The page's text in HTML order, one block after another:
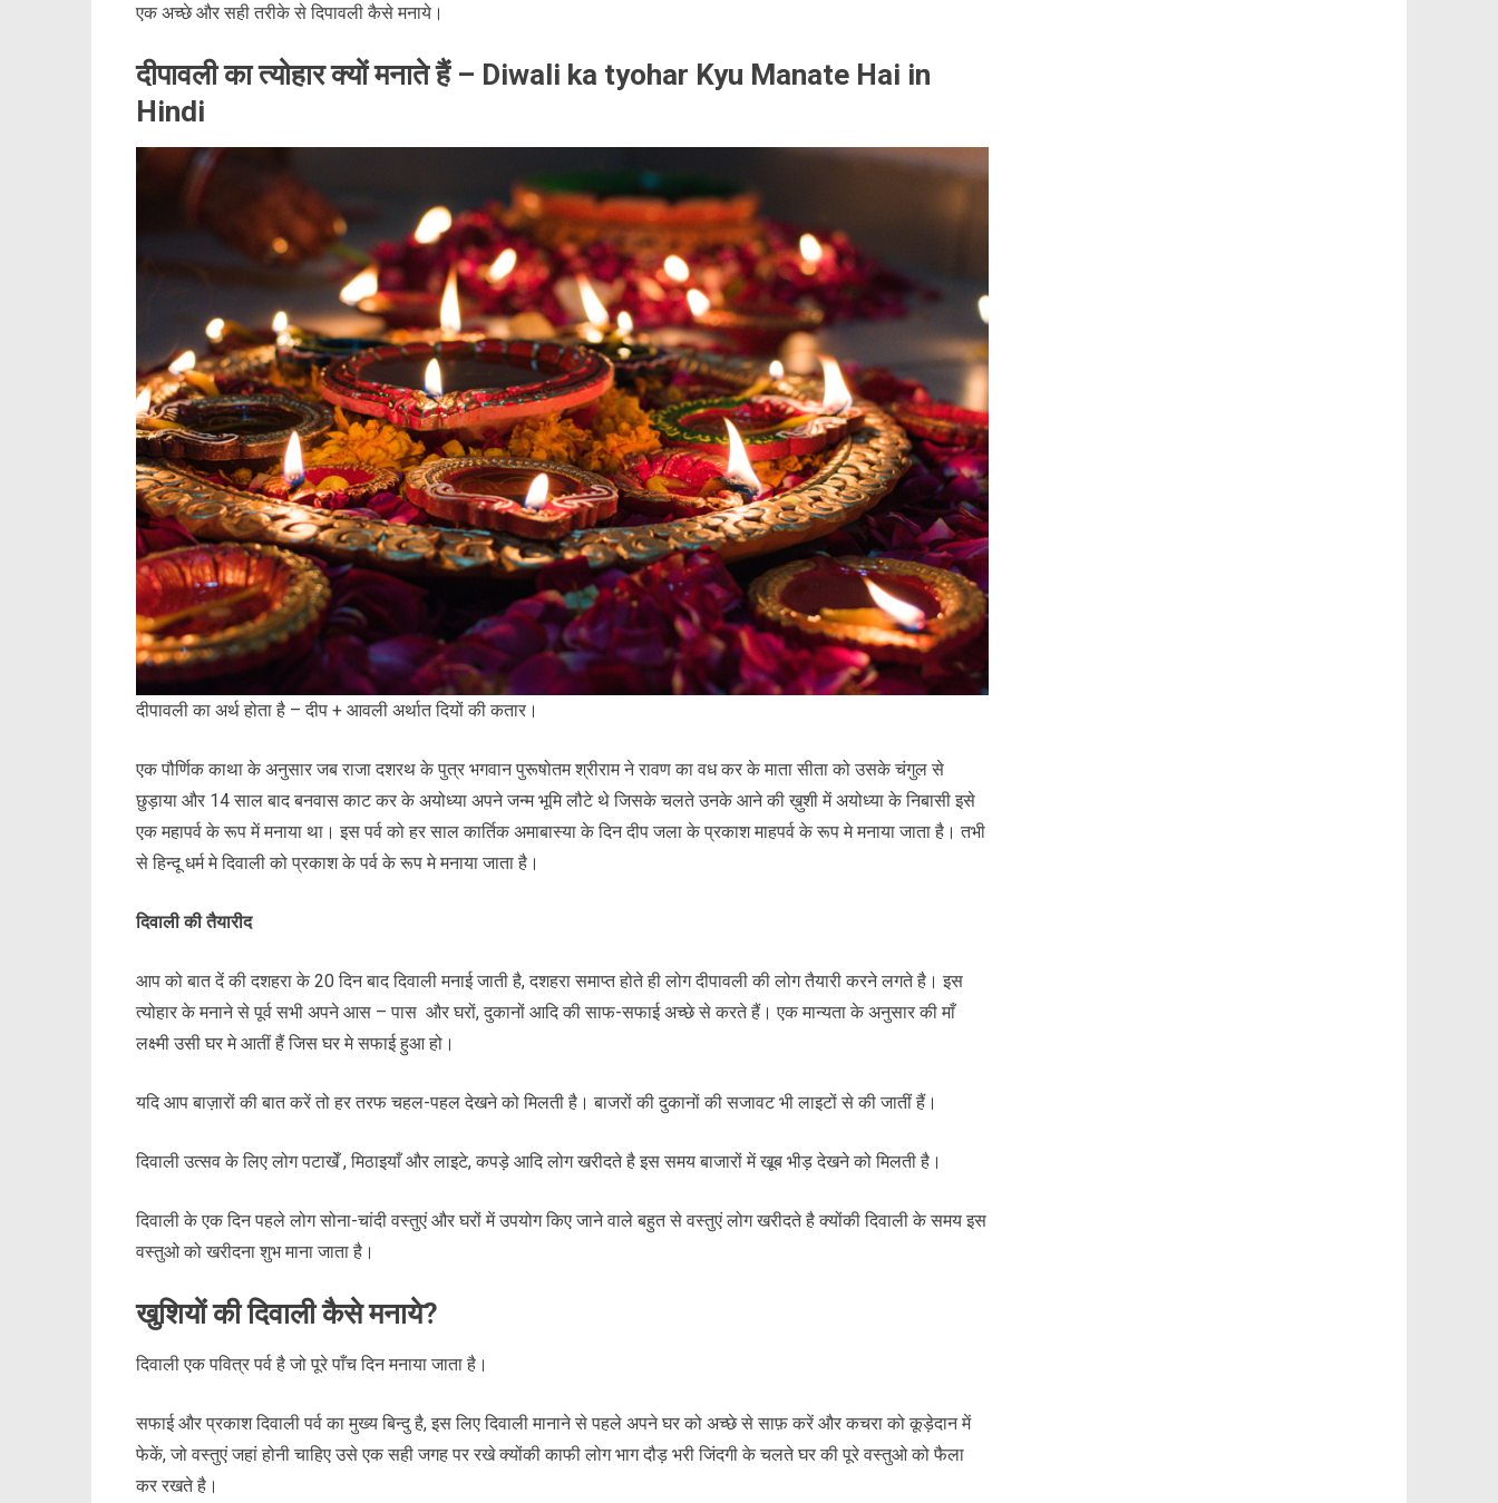
एक अच्छे और सही तरीके से दिपावली कैसे मनाये।
दीपावली का त्योहार क्यों मनाते हैं – Diwali ka tyohar Kyu Manate Hai in
Hindi
दीपावली का अर्थ होता है – दीप + आवली अर्थात दियों की कतार।
एक पौर्णिक काथा के अनुसार जब राजा दशरथ के पुत्र भगवान पुरूषोतम श्रीराम ने रावण का वध कर के माता सीता को उसके चंगुल से
छुड़ाया और 14 साल बाद बनवास काट कर के अयोध्या अपने जन्म भूमि लौटे थे जिसके चलते उनके आने की ख़ुशी में अयोध्या के निबासी इसे
एक महापर्व के रूप में मनाया था। इस पर्व को हर साल कार्तिक अमाबास्या के दिन दीप जला के प्रकाश माहपर्व के रूप मे मनाया जाता है। तभी
से हिन्दू धर्म मे दिवाली को प्रकाश के पर्व के रूप मे मनाया जाता है।
दिवाली की तैयारीद
आप को बात दें की दशहरा के 20 दिन बाद दिवाली मनाई जाती है, दशहरा समाप्त होते ही लोग दीपावली की लोग तैयारी करने लगते है। इस
त्योहार के मनाने से पूर्व सभी अपने आस – पास और घरों, दुकानों आदि की साफ-सफाई अच्छे से करते हैं। एक मान्यता के अनुसार की माँ
लक्ष्मी उसी घर मे आतीं हैं जिस घर मे सफाई हुआ हो।
यदि आप बाज़ारों की बात करें तो हर तरफ चहल-पहल देखने को मिलती है। बाजरों की दुकानों की सजावट भी लाइटों से की जातीं हैं।
दिवाली उत्सव के लिए लोग पटाखेँ , मिठाइयाँ और लाइटे, कपड़े आदि लोग खरीदते है इस समय बाजारों में खूब भीड़ देखने को मिलती है।
दिवाली के एक दिन पहले लोग सोना-चांदी वस्तुएं और घरों में उपयोग किए जाने वाले बहुत से वस्तुएं लोग खरीदते है क्योंकी दिवाली के समय इस
वस्तुओ को खरीदना शुभ माना जाता है।
खुशियों की दिवाली कैसे मनाये?
दिवाली एक पवित्र पर्व है जो पूरे पाँच दिन मनाया जाता है।
सफाई और प्रकाश दिवाली पर्व का मुख्य बिन्दु है, इस लिए दिवाली मानाने से पहले अपने घर को अच्छे से साफ़ करें और कचरा को कूड़ेदान में
फेकें, जो वस्तुएं जहां होनी चाहिए उसे एक सही जगह पर रखे क्योंकी काफी लोग भाग दौड़ भरी जिंदगी के चलते घर की पूरे वस्तुओ को फैला
कर रखते है।